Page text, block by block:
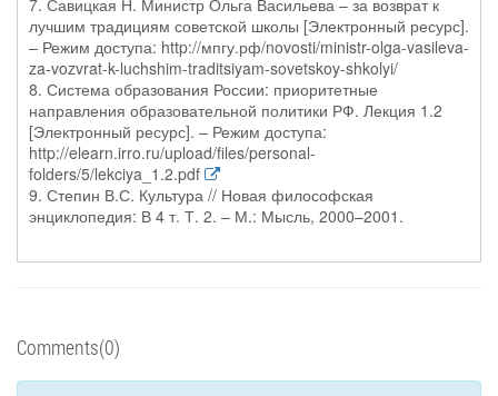
7. Савицкая Н. Министр Ольга Васильева – за возврат к
лучшим традициям советской школы [Электронный ресурс].
– Режим доступа: http://мпгу.рф/novosti/ministr-olga-vasileva-
za-vozvrat-k-luchshim-traditsiyam-sovetskoy-shkolyi/
8. Система образования России: приоритетные
направления образовательной политики РФ. Лекция 1.2
[Электронный ресурс]. – Режим доступа:
http://elearn.irro.ru/upload/files/personal-
folders/5/lekciya_1.2.pdf
9. Степин В.С. Культура // Новая философская
энциклопедия: В 4 т. Т. 2. – М.: Мысль, 2000–2001.
Comments(0)